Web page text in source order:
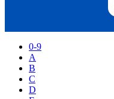
0-9
A
B
C
D